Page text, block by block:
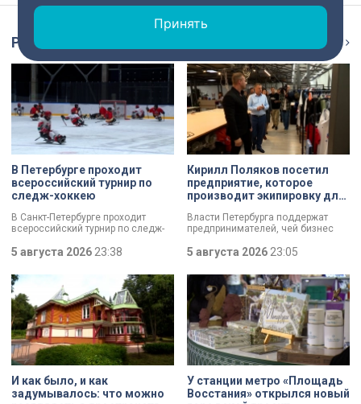
Репортаж Ещё
В Петербурге проходит
всероссийский турнир по
следж-хоккею
В Санкт-Петербурге проходит
всероссийский турнир по следж-
только медали, но и возможность
участниками чемпионата России
«Лиги героев».
5 августа 202623:38
Кирилл Поляков посетил
предприятие, которое
производит экипировку для
Власти Петербурга поддержат
предпринимателей, чей бизнес
складах маркетплейсов.
мер правительству города поручил
губернатор Александр Беглов.
Сегодня об этом заявил вице-
губернатор Кирилл Поляков, во
время визита на одно из
пострадавших предприятий.
Компания шьет экипировку для
спортсменов и крупных
корпораций. Производитель
спортивной одежды потерял товар
почти на 10 миллионов рублей.
5 августа 202623:05
И как было, и как
задумывалось: что можно
У станции метро «Площадь
Восстания» открылся новый
Принять